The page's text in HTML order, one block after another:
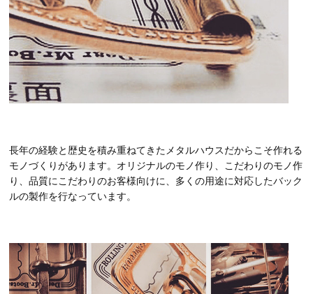
長年の経験と歴史を積み重ねてきたメタルハウスだからこそ作れる
モノづくりがあります。オリジナルのモノ作り、こだわりのモノ作
り、品質にこだわりのお客様向けに、多くの用途に対応したバック
ルの製作を行なっています。